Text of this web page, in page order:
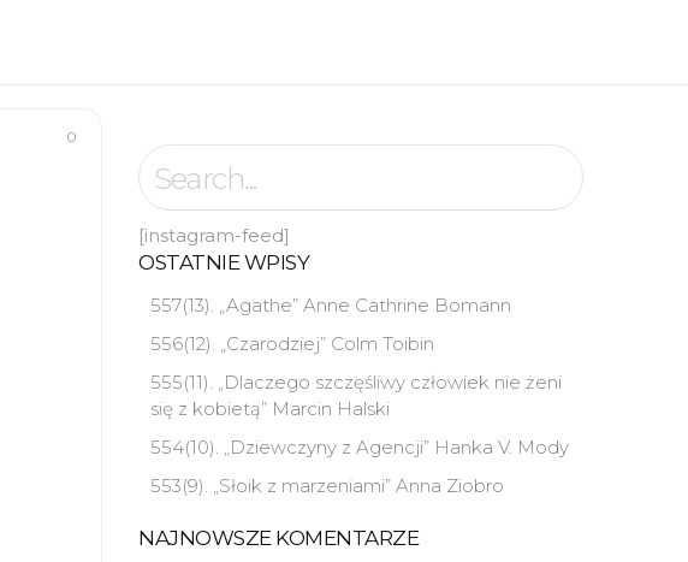
0
[instagram-feed]
OSTATNIE WPISY
557(13). „Agathe” Anne Cathrine Bomann
556(12). „Czarodziej” Colm Toibin
555(11). „Dlaczego szczęśliwy człowiek nie żeni
się z kobietą” Marcin Halski
554(10). „Dziewczyny z Agencji” Hanka V. Mody
553(9). „Słoik z marzeniami” Anna Ziobro
NAJNOWSZE KOMENTARZE